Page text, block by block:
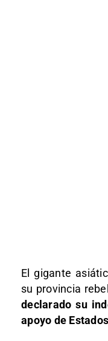
El gigante
su provincia
declarado su
apoyo de